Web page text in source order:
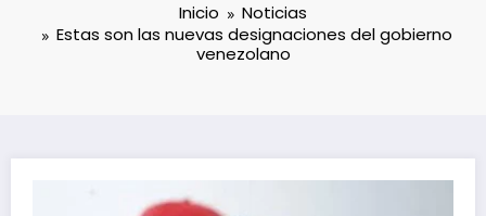
Inicio
Noticias
Estas son las nuevas designaciones del gobierno
venezolano